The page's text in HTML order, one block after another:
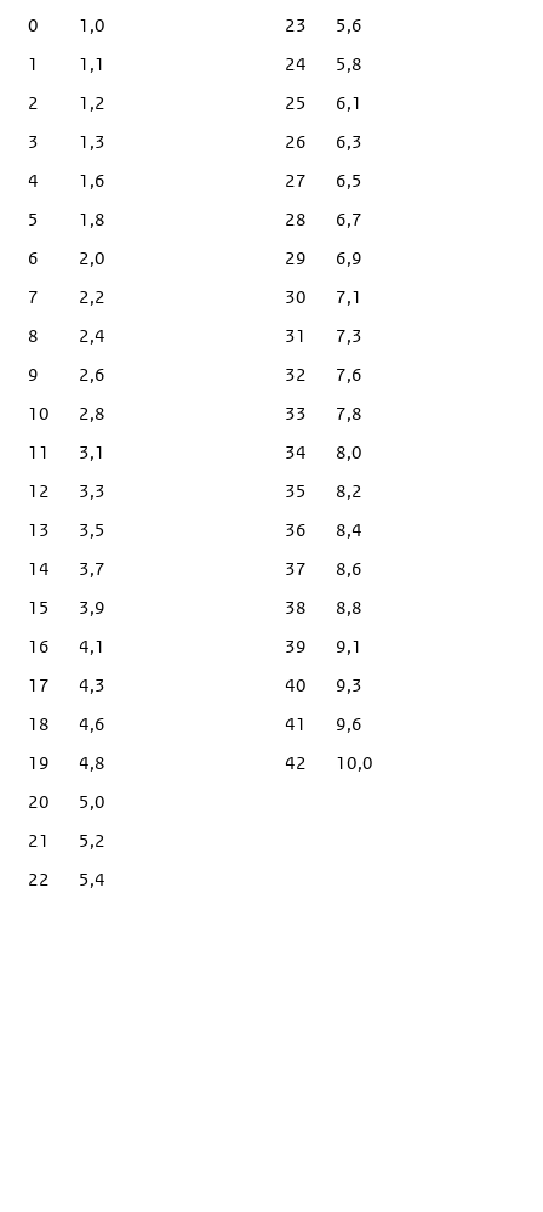
0
1,0
1
1,1
2
1,2
3
1,3
4
1,6
5
1,8
6
2,0
7
2,2
8
2,4
9
2,6
10
2,8
11
3,1
12
3,3
13
3,5
14
3,7
15
3,9
16
4,1
17
4,3
18
4,6
19
4,8
20
5,0
21
5,2
22
5,4
23
5,6
24
5,8
25
6,1
26
6,3
27
6,5
28
6,7
29
6,9
30
7,1
31
7,3
32
7,6
33
7,8
34
8,0
35
8,2
36
8,4
37
8,6
38
8,8
39
9,1
40
9,3
41
9,6
42
10,0